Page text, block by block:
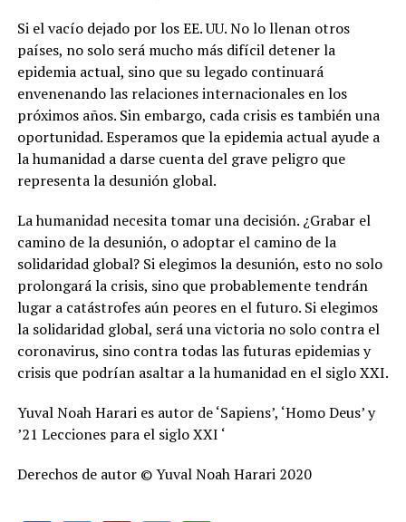
Si el vacío dejado por los EE. UU. No lo llenan otros
países, no solo será mucho más difícil detener la
epidemia actual, sino que su legado continuará
envenenando las relaciones internacionales en los
próximos años. Sin embargo, cada crisis es también una
oportunidad. Esperamos que la epidemia actual ayude a
la humanidad a darse cuenta del grave peligro que
representa la desunión global.
La humanidad necesita tomar una decisión. ¿Grabar el
camino de la desunión, o adoptar el camino de la
solidaridad global? Si elegimos la desunión, esto no solo
prolongará la crisis, sino que probablemente tendrán
lugar a catástrofes aún peores en el futuro. Si elegimos
la solidaridad global, será una victoria no solo contra el
coronavirus, sino contra todas las futuras epidemias y
crisis que podrían asaltar a la humanidad en el siglo XXI.
Yuval Noah Harari es autor de ‘Sapiens’, ‘Homo Deus’ y
’21 Lecciones para el siglo XXI ‘
Derechos de autor © Yuval Noah Harari 2020